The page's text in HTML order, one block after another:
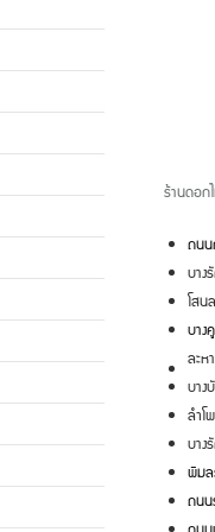
ร้านดอก
ถน
บาง
โสน
บาง
ละห
บาง
ลำโพ
บา
พิม
ถนน